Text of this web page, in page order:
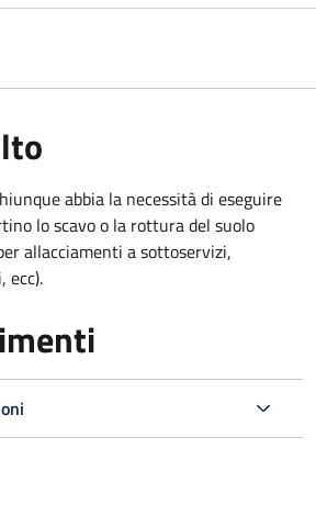
abbia la necessità di eseguire
lo scavo o la rottura del suolo
allacciamenti a sottoservizi,
ecc).